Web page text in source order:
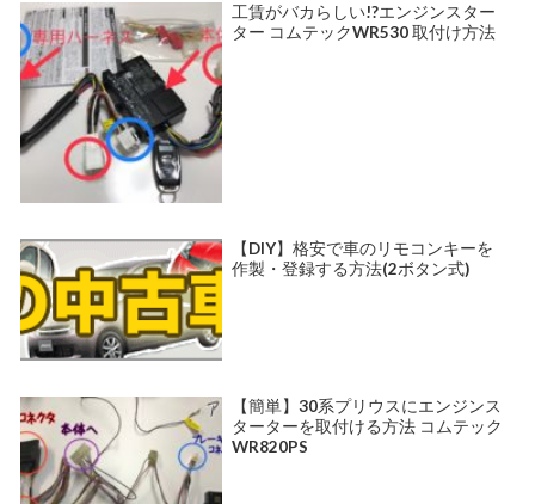
工賃がバカらしい!?エンジンスター
ター コムテックWR530 取付け方法
【DIY】格安で車のリモコンキーを
作製・登録する方法(2ボタン式)
【簡単】30系プリウスにエンジンス
ターターを取付ける方法 コムテック
WR820PS